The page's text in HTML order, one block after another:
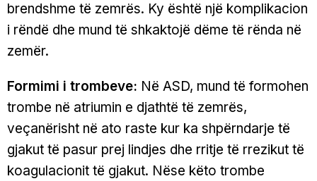
brendshme të zemrës. Ky është një komplikacion
i rëndë dhe mund të shkaktojë dëme të rënda në
zemër.
Formimi i trombeve: Në ASD, mund të formohen
trombe në atriumin e djathtë të zemrës,
veçanërisht në ato raste kur ka shpërndarje të
gjakut të pasur prej lindjes dhe rritje të rrezikut të
koagulacionit të gjakut. Nëse këto trombe